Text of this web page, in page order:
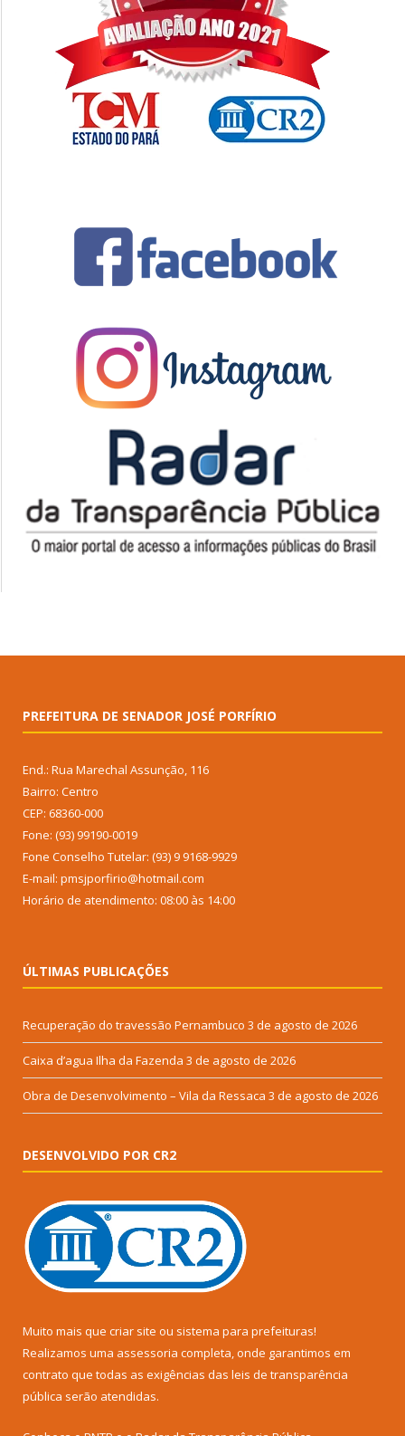
PREFEITURA DE SENADOR JOSÉ PORFÍRIO
End.: Rua Marechal Assunção, 116
Bairro: Centro
CEP: 68360-000
Fone: (93) 99190-0019
Fone Conselho Tutelar: (93) 9 9168-9929
E-mail: pmsjporfirio@hotmail.com
Horário de atendimento: 08:00 às 14:00
ÚLTIMAS PUBLICAÇÕES
Recuperação do travessão Pernambuco 3 de agosto de 2026
Caixa d’agua Ilha da Fazenda 3 de agosto de 2026
Obra de Desenvolvimento – Vila da Ressaca 3 de agosto de 2026
DESENVOLVIDO POR CR2
Muito mais que criar site ou sistema para prefeituras!
Realizamos uma assessoria completa, onde garantimos em
contrato que todas as exigências das leis de transparência
pública serão atendidas.